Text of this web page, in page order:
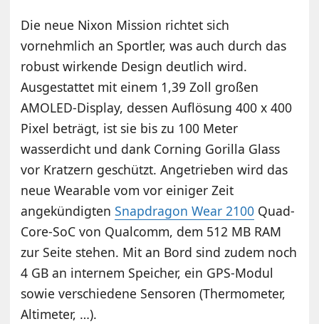
Die neue Nixon Mission richtet sich
vornehmlich an Sportler, was auch durch das
robust wirkende Design deutlich wird.
Ausgestattet mit einem 1,39 Zoll großen
AMOLED-Display, dessen Auflösung 400 x 400
Pixel beträgt, ist sie bis zu 100 Meter
wasserdicht und dank Corning Gorilla Glass
vor Kratzern geschützt. Angetrieben wird das
neue Wearable vom vor einiger Zeit
angekündigtenSnapdragon Wear 2100 Quad-
Core-SoC von Qualcomm, dem 512 MB RAM
zur Seite stehen. Mit an Bord sind zudem noch
4 GB an internem Speicher, ein GPS-Modul
sowie verschiedene Sensoren (Thermometer,
Altimeter, …).